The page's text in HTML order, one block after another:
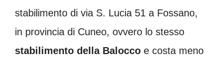
stabilimento di via S. Lucia 51 a Fossano,
in provincia di Cuneo, ovvero lo stesso
stabilimento della Balocco e costa meno